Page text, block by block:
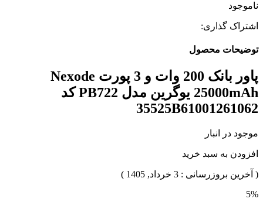
ناموجود
اشتراک گذاری:
توضیحات محصول
پاور بانک 200 وات و 3 پورت Nexode
25000mAh یوگرین مدل PB722 کد
35525B61001261062
موجود در انبار
افزودن به سبد خرید
( آخرین بروزرسانی : 3 خرداد, 1405 )
5%